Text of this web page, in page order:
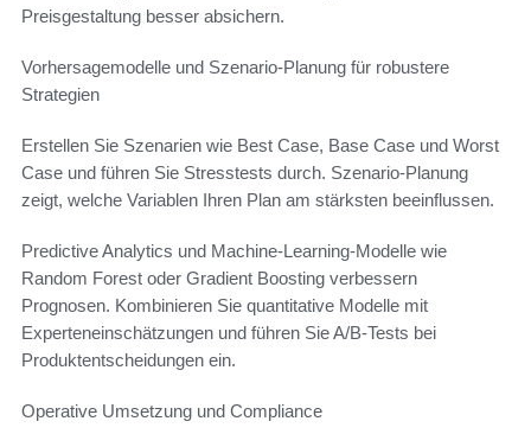
Preisgestaltung besser absichern.
Vorhersagemodelle und Szenario-Planung für robustere
Strategien
Erstellen Sie Szenarien wie Best Case, Base Case und Worst
Case und führen Sie Stresstests durch. Szenario-Planung
zeigt, welche Variablen Ihren Plan am stärksten beeinflussen.
Predictive Analytics und Machine-Learning-Modelle wie
Random Forest oder Gradient Boosting verbessern
Prognosen. Kombinieren Sie quantitative Modelle mit
Experteneinschätzungen und führen Sie A/B-Tests bei
Produktentscheidungen ein.
Operative Umsetzung und Compliance